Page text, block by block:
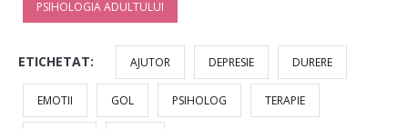
PSIHOLOGIA ADULTULUI
ETICHETAT: AJUTOR DEPRESIE DURERE
EMOTII GOL PSIHOLOG TERAPIE